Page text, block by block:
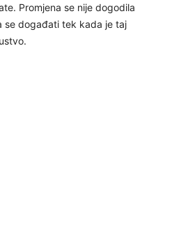
Promjena se nije dogodila
se događati tek kada je taj